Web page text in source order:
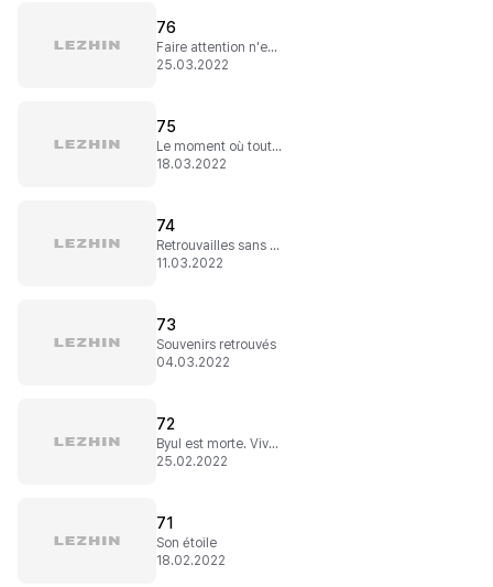
76
Faire attention n'est pas suffisant...
25.03.2022
75
Le moment où tout a changé
18.03.2022
74
Retrouvailles sans filtres
11.03.2022
73
Souvenirs retrouvés
04.03.2022
72
Byul est morte. Vive Byul !
25.02.2022
71
Son étoile
18.02.2022